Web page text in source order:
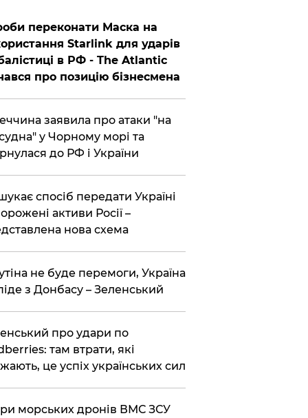
переконати Маска на
Starlink для ударів
в РФ - The Atlantic
про позицію бізнесмена
заявила про атаки "на
судна" у Чорному морі та
до РФ і України
спосіб передати Україні
активи Росії –
​​нова схема
не буде перемоги, Україна
з Донбасу – Зеленський
про удари по
там втрати, які
це успіх українських сил
морських дронів ВМС ЗСУ